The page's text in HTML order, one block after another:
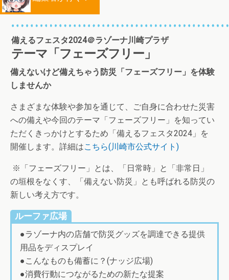
備えるフェスタ2024＠ラゾーナ川崎プラザ
テーマ「フェーズフリー」
備えないけど備えちゃう防災「フェーズフリー」を体験
しませんか
さまざまな体験や参加を通じて、ご自身に合わせた災害
への備えや今回のテーマ「フェーズフリー」を知ってい
ただくきっかけとするため「備えるフェスタ2024」を
開催します。詳細はこちら(川崎市公式サイト)
※「フェーズフリー」とは、「日常時」と「非常日」
の垣根をなくす、「備えない防災」とも呼ばれる防災の
新しい考え方です。
ルーファ広場
●ラゾーナ内の店舗で防災グッズを調達できる提供
用品をディスプレイ
●こんなものも備蓄に？(ナッジ広場)
●消費行動につながるための新たな提案